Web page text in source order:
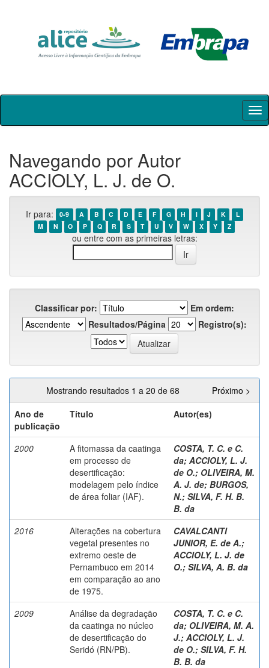
Skip
Navegando por Autor
ACCIOLY, L. J. de O.
Ir para: 0-9 A B C D E F G H I J K
L
M
N O P Q R S T U V W X Y Z
ou entre com as primeiras letras:
Classificar por:
Em ordem:
Resultados/Página
Registro(s):
Mostrando resultados 1 a 20 de 68
Próximo >
Ano de
publicação
Título Autor(es)
2000
A fitomassa da caatinga
em processo de
desertificação:
modelagem pelo índice
de área foliar (IAF).
COSTA, T. C. e C.
da; ACCIOLY, L. J.
de O.; OLIVEIRA, M.
A. J. de; BURGOS,
N.; SILVA, F. H. B.
B. da
2016
Alterações na cobertura
vegetal presentes no
extremo oeste de
Pernambuco em 2014
em comparação ao ano
de 1975.
CAVALCANTI
JUNIOR, E. de A.;
ACCIOLY, L. J. de
O.; SILVA, A. B. da
2009
Análise da degradação
da caatinga no núcleo
de desertificação do
Seridó (RN/PB).
COSTA, T. C. e C.
da; OLIVEIRA, M. A.
J.; ACCIOLY, L. J.
de O.; SILVA, F. H.
B. B. da